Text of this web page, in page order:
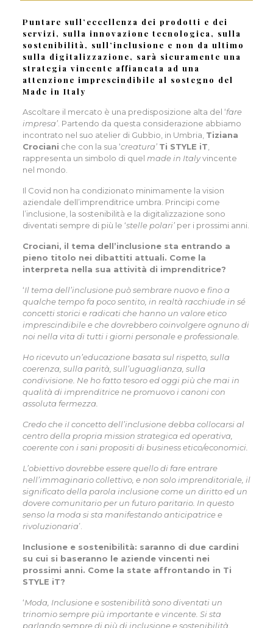
Puntare sull’eccellenza dei prodotti e dei
servizi, sulla innovazione tecnologica, sulla
sostenibilità, sull’inclusione e non da ultimo
sulla digitalizzazione, sarà sicuramente una
strategia vincente affiancata ad una
attenzione imprescindibile al sostegno del
Made in Italy
Ascoltare il mercato è una predisposizione alta del ‘fare
impresa’. Partendo da questa considerazione abbiamo
incontrato nel suo atelier di Gubbio, in Umbria, Tiziana
Crociani che con la sua ‘creatura’ Ti STYLE iT
rappresenta un simbolo di quel made in Italyvincente
nel mondo.
Il Covid non ha condizionato minimamente la vision
aziendale dell’imprenditrice umbra. Principi come
l’inclusione, la sostenibilità e la digitalizzazione sono
diventati sempre di più le ‘stelle polari’per i prossimi anni.
Crociani, il tema dell’inclusione sta entrando a
pieno titolo nei dibattiti attuali. Come la
interpreta nella sua attività di imprenditrice?
‘Il tema dell’inclusione può sembrare nuovo e fino a
qualche tempo fa poco sentito, in realtà racchiude in sé
concetti storici e radicati che hanno un valore etico
imprescindibile e che dovrebbero coinvolgere ognuno di
noi nella vita di tutti i giorni personale e professionale.
Ho ricevuto un’educazione basata sul rispetto, sulla
coerenza, sulla parità, sull’uguaglianza, sulla
condivisione. Ne ho fatto tesoro ed oggi più che mai in
qualità di imprenditrice ne promuovo i canoni con
assoluta fermezza.
Credo che iI concetto dell’inclusione debba collocarsi al
centro della propria mission strategica ed operativa,
coerente con i sani propositi di business etico/economici.
L’obiettivo dovrebbe essere quello di fare entrare
nell’immaginario collettivo, e non solo imprenditoriale, il
significato della parola inclusione come un diritto ed un
dovere comunitario per un futuro paritario. In questo
senso la moda si sta manifestando anticipatrice e
rivoluzionaria’.
Inclusione e sostenibilità: saranno di due cardini
su cui si baseranno le aziende vincenti nei
prossimi anni. Come la state affrontando in Ti
STYLE iT?
‘Moda, Inclusione e sostenibilità sono diventati un
trinomio sempre più importante e vincente. Si sta
parlando sempre di più di inclusione e sostenibilità,